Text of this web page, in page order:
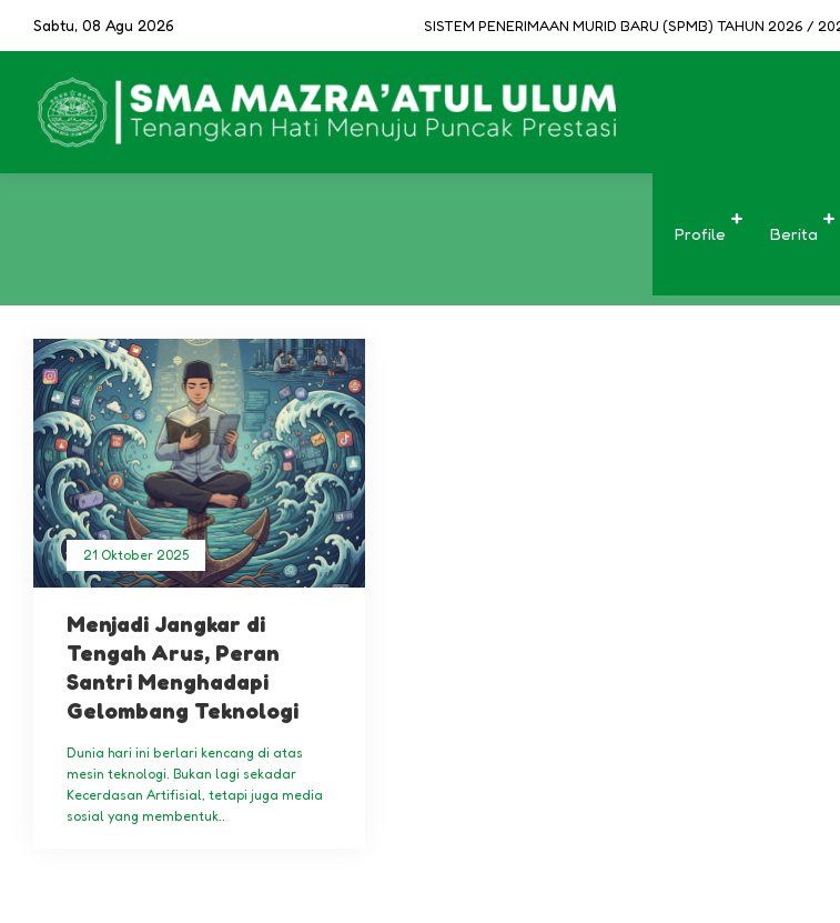
Sabtu, 08 Agu 2026 SISTEM PENERIMAAN MURID BARU (SPMB) TAHUN 2026 /
Profile Berita
Kat : Karya
21 Oktober 2025
Menjadi Jangkar di
Tengah Arus, Peran
Santri Menghadapi
Gelombang Teknologi
Dunia hari ini berlari kencang di atas
mesin teknologi. Bukan lagi sekadar
Kecerdasan Artifisial, tetapi juga media
sosial yang membentuk..